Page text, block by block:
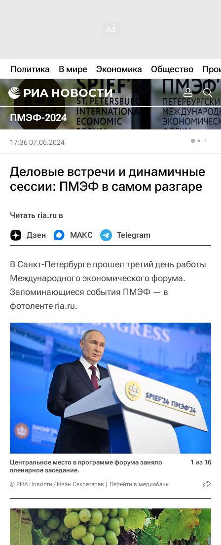
Политика В мире Экономика Общество
ПМЭФ-2024
17:36 07.06.2024
Деловые встречи и динамичные
сессии: ПМЭФ в самом разгаре
Читать ria.ru в
Дзен МАКС Telegram
В Санкт-Петербурге прошел третий день работы
Международного экономического форума.
Запоминающиеся события ПМЭФ — в
фотоленте ria.ru.
Центральное место в программе форума заняло
пленарное заседание.
© РИА Новости / Иван Секретарев Перейти в медиабанк
1 из 16